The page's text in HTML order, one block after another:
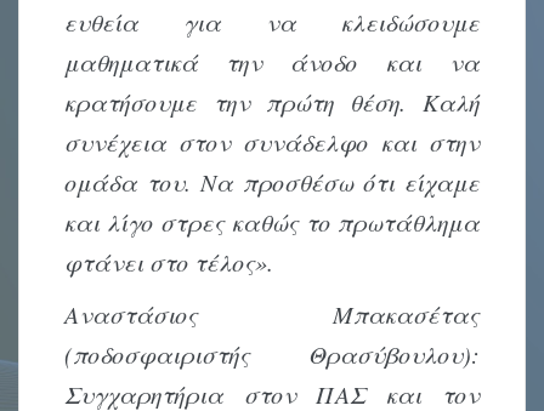
ευθεία για να κλειδώσουμε
μαθηματικά την άνοδο και να
κρατήσουμε την πρώτη θέση. Καλή
συνέχεια στον συνάδελφο και στην
ομάδα του. Να προσθέσω ότι είχαμε
και λίγο στρες καθώς το πρωτάθλημα
φτάνει στο τέλος».
Αναστάσιος Μπακασέτας
(ποδοσφαιριστής Θρασύβουλου):
Συγχαρητήρια στον ΠΑΣ και τον